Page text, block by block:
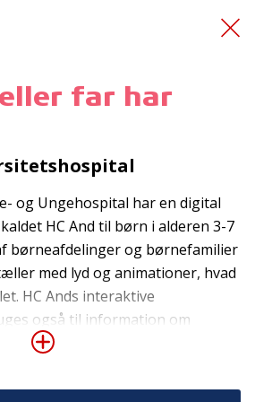
for Intensiv
far har
og Ungehospital har en digital
HC And til børn i alderen 3-7
børneafdelinger og børnefamilier
med lyd og animationer, hvad
HC Ands interaktive
også til information om
hvor HC And afmystificerer
Materialet består af 21
TrygFondens og TryghedsGruppens